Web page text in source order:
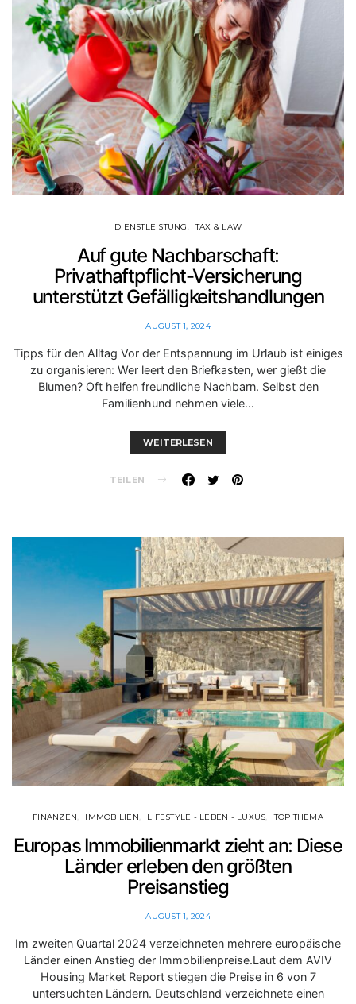
DIENSTLEISTUNG TAX & LAW
Auf gute Nachbarschaft:
Privathaftpflicht-Versicherung
unterstützt Gefälligkeitshandlungen
AUGUST 1, 2024
Tipps für den Alltag Vor der Entspannung im Urlaub ist einiges
zu organisieren: Wer leert den Briefkasten, wer gießt die
Blumen? Oft helfen freundliche Nachbarn. Selbst den
Familienhund nehmen viele…
WEITERLESEN
TEILEN
FINANZEN IMMOBILIEN LIFESTYLE - LEBEN - LUXUS TOP THEMA
Europas Immobilienmarkt zieht an: Diese
Länder erleben den größten
Preisanstieg
AUGUST 1, 2024
Im zweiten Quartal 2024 verzeichneten mehrere europäische
Länder einen Anstieg der Immobilienpreise.Laut dem AVIV
Housing Market Report stiegen die Preise in 6 von 7
untersuchten Ländern. Deutschland verzeichnete einen